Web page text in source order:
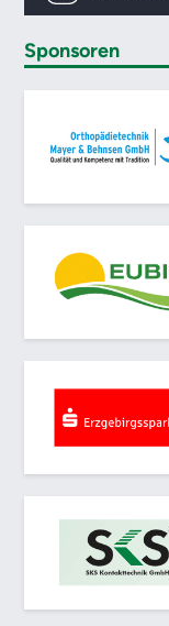
Sponsoren